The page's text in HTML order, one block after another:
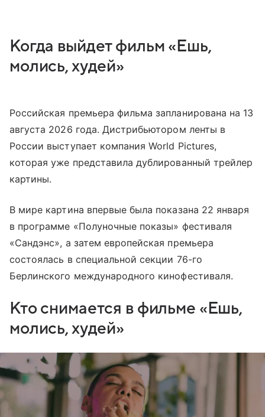
Когда выйдет фильм «Ешь,
молись, худей»
Российская премьера фильма запланирована на 13
августа 2026 года. Дистрибьютором ленты в
России выступает компания World Pictures,
которая уже представила дублированный трейлер
картины.
В мире картина впервые была показана 22 января
в программе «Полуночные показы» фестиваля
«Сандэнс», а затем европейская премьера
состоялась в специальной секции 76-го
Берлинского международного кинофестиваля.
Кто снимается в фильме «Ешь,
молись, худей»